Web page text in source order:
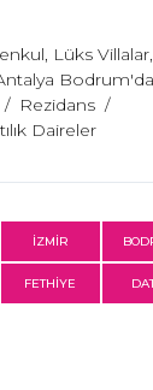
Lüks
Bodrum'da
Rezidans
Daireler
İZMİR
FETHİYE